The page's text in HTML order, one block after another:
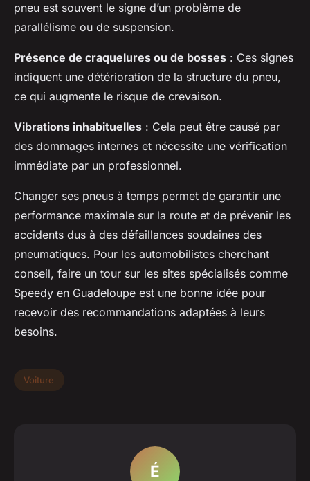
pneu est souvent le signe d’un problème de
parallélisme ou de suspension.
Présence de craquelures ou de bosses : Ces signes
indiquent une détérioration de la structure du pneu,
ce qui augmente le risque de crevaison.
Vibrations inhabituelles : Cela peut être causé par
des dommages internes et nécessite une vérification
immédiate par un professionnel.
Changer ses pneus à temps permet de garantir une
performance maximale sur la route et de prévenir les
accidents dus à des défaillances soudaines des
pneumatiques. Pour les automobilistes cherchant
conseil, faire un tour sur les sites spécialisés comme
Speedy en Guadeloupe est une bonne idée pour
recevoir des recommandations adaptées à leurs
besoins.
Voiture
É